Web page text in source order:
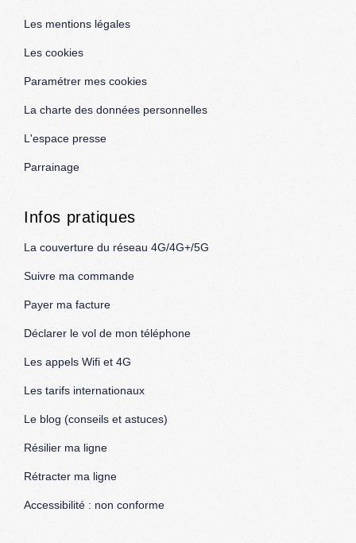
Les mentions légales
Les cookies
Paramétrer mes cookies
La charte des données personnelles
L'espace presse
Parrainage
Infos pratiques
La couverture du réseau 4G/4G+/5G
Suivre ma commande
Payer ma facture
Déclarer le vol de mon téléphone
Les appels Wifi et 4G
Les tarifs internationaux
Le blog (conseils et astuces)
Résilier ma ligne
Rétracter ma ligne
Accessibilité : non conforme